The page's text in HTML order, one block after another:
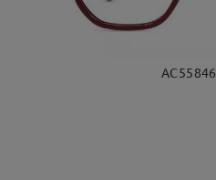
AC55846